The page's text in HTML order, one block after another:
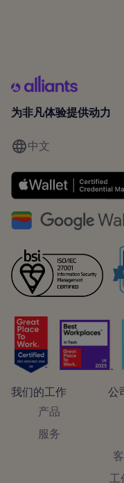
为非凡体验提供动力
中文
我们的工作
产品
服务
公
工